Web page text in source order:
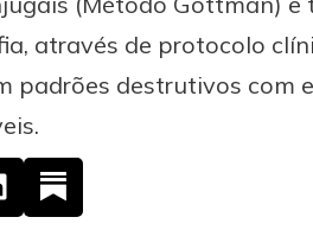
através de protocolo
padrões destrutivos com